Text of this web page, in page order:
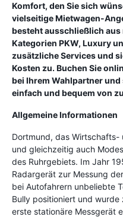
Komfort, den Sie sich
vielseitige Mietwagen-
besteht ausschließlich aus
Kategorien PKW, Luxury
zusätzliche Services und
Kosten zu. Buchen Sie
bei Ihrem Wahlpartner
einfach und bequem von
Allgemeine Informationen
Dortmund, das Wirtschafts-
und gleichzeitig auch
des Ruhrgebiets. Im Jahr
Radargerät zur Messung
bei Autofahrern unbeliebte
Bully positioniert und
erste stationäre Messgerät